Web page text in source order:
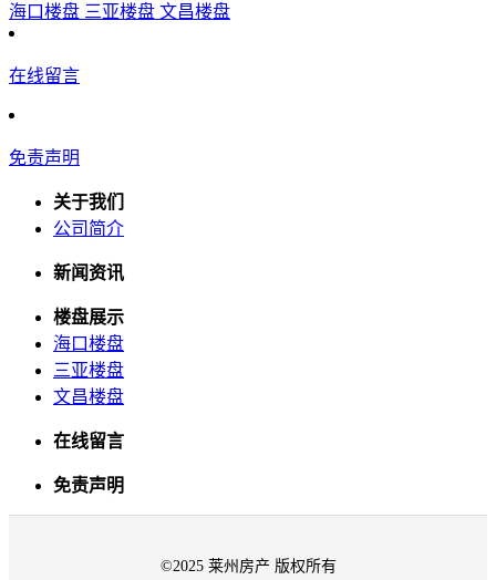
海口楼盘 三亚楼盘 文昌楼盘
在线留言
免责声明
关于我们
公司简介
新闻资讯
楼盘展示
海口楼盘
三亚楼盘
文昌楼盘
在线留言
免责声明
©2025 莱州房产 版权所有